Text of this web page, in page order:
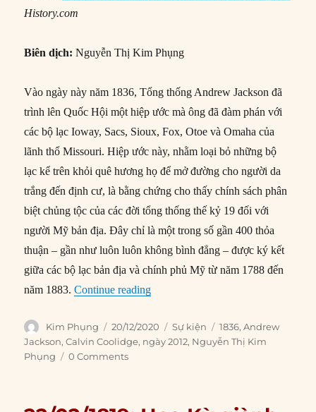
History.com
Biên dịch: Nguyễn Thị Kim Phụng
Vào ngày này năm 1836, Tổng thống Andrew Jackson đã
trình lên Quốc Hội một hiệp ước mà ông đã đàm phán với
các bộ lạc Ioway, Sacs, Sioux, Fox, Otoe và Omaha của
lãnh thổ Missouri. Hiệp ước này, nhằm loại bỏ những bộ
lạc kể trên khỏi quê hương họ để mở đường cho người da
trắng đến định cư, là bằng chứng cho thấy chính sách phân
biệt chủng tộc của các đời tổng thống thế kỷ 19 đối với
người Mỹ bản địa. Đây chỉ là một trong số gần 400 thỏa
thuận – gần như luôn luôn không bình đẳng – được ký kết
giữa các bộ lạc bản địa và chính phủ Mỹ từ năm 1788 đến
năm 1883.Continue reading“20/12/1836: Tổng thống Jackson
Author
Kim Phụng
Posted
on
20/12/2020 Categories
Sự kiện Tags
1836,Andrew
Jackson,Calvin Coolidge, ngày 2012, Nguyễn Thị Kim
Phụng
0 Comments